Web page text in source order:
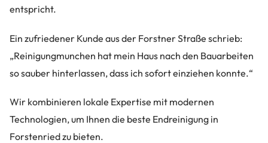
entspricht.
Ein zufriedener Kunde aus der Forstner Straße schrieb:
„Reinigungmunchen hat mein Haus nach den Bauarbeiten
so sauber hinterlassen, dass ich sofort einziehen konnte.“
Wir kombinieren lokale Expertise mit modernen
Technologien, um Ihnen die beste Endreinigung in
Forstenried zu bieten.